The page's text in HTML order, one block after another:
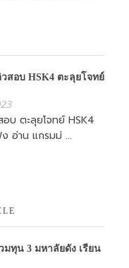
สอบ HSK4 ตะลุยโจทย์
ตะลุยโจทย์ HSK4
อ่าน แกรมม่ ...
มทุน 3 มหาลัยดัง เรียน